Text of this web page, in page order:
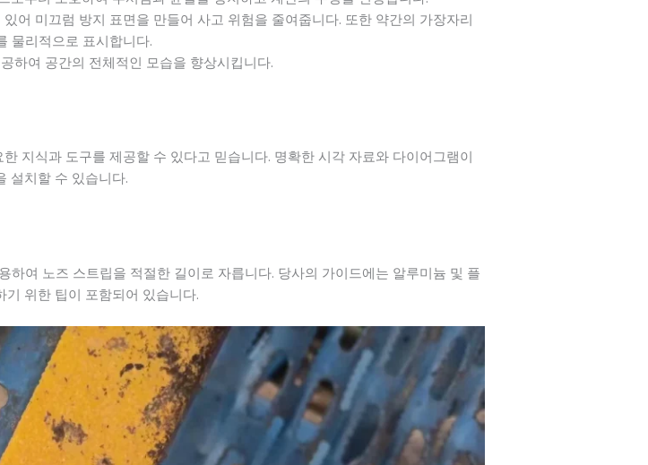
어 미끄럼 방지 표면을 만들어 사고 위험을 줄여줍니다. 또한 약간의 가장자리
물리적으로 표시합니다.
하여 공간의 전체적인 모습을 향상시킵니다.
지식과 도구를 제공할 수 있다고 믿습니다. 명확한 시각 자료와 다이어그램이
설치할 수 있습니다.
여 노즈 스트립을 적절한 길이로 자릅니다. 당사의 가이드에는 알루미늄 및 플
위한 팁이 포함되어 있습니다.